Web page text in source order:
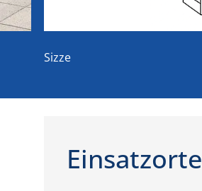
Sizze
Einsatzorte